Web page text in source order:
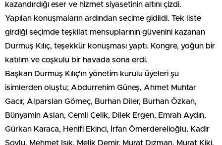
kazandırdığı eser ve hizmet siyasetinin altını çizdi.
Yapılan konuşmaların ardından seçime gidildi. Tek liste
girdiği seçimde teşkilat mensuplarının güvenini kazanan
Durmuş Kılıç, teşekkür konuşması yaptı. Kongre, yoğun bir
katılım ve coşkulu bir havada sona erdi.
Başkan Durmuş Kılıç’ın yönetim kurulu üyeleri şu
isimlerden oluştu; Abdurrehim Güneş, Ahmet Muhtar
Gacır, Alparslan Gömeç, Burhan Diler, Burhan Özkan,
Bünyamin Aslan, Cemil Çelik, Dilek Ergen, Emrah Aydın,
Gürkan Karaca, Henifi Ekinci, İrfan Ömerderelioğlu, Kadir
Soylu, Mehmet Işık, Melik Demir, Murat Dızman, Murat Kiki,